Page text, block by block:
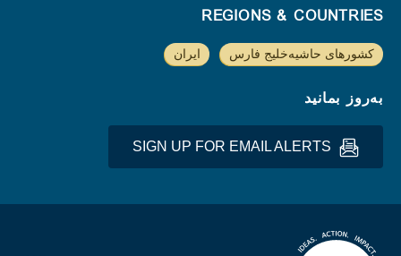
REGIONS & COUNTRIES
کشورهای حاشیه‌خلیج فارس ایران
به‌روز بمانید